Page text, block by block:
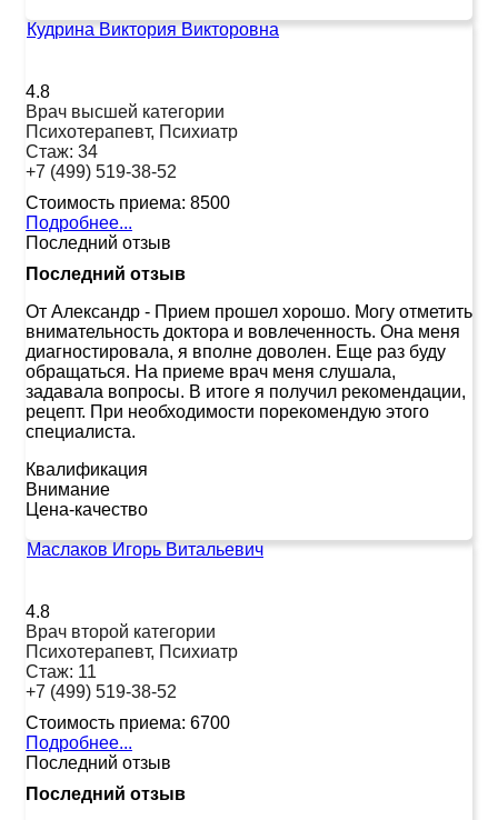
Кудрина Виктория Викторовна
4.8
Врач высшей категории
Психотерапевт, Психиатр
Стаж: 34
+7 (499) 519-38-52
Стоимость приема: 8500
Подробнее...
Последний отзыв
Последний отзыв
От Александр - Прием прошел хорошо. Могу отметить
внимательность доктора и вовлеченность. Она меня
диагностировала, я вполне доволен. Еще раз буду
обращаться. На приеме врач меня слушала,
задавала вопросы. В итоге я получил рекомендации,
рецепт. При необходимости порекомендую этого
специалиста.
Квалификация
Внимание
Цена-качество
Маслаков Игорь Витальевич
4.8
Врач второй категории
Психотерапевт, Психиатр
Стаж: 11
+7 (499) 519-38-52
Стоимость приема: 6700
Подробнее...
Последний отзыв
Последний отзыв